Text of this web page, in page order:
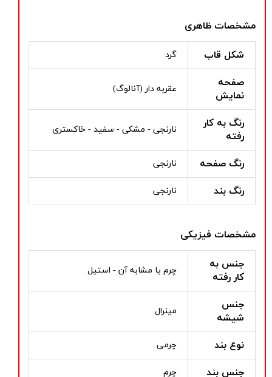
مشخصات ظاهری
شکل قاب گرد
صفحه
نمایش
عقربه دار (آنالوگ)
رنگ به کار
رفته
نارنجی - مشکی - سفید - خاکستری
رنگ صفحه نارنجی
رنگ بند نارنجی
مشخصات فیزیکی
جنس به
کار رفته
چرم یا مشابه آن - استیل
جنس
شیشه
مینرال
نوع بند چرمی
جنس بند چرم